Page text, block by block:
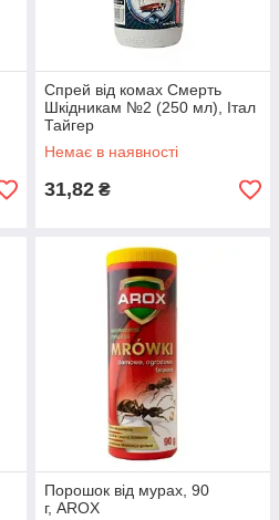
Спрей від комах Смерть
Шкідникам №2 (250 мл), Італ
Тайгер
Немає в наявності
31,82 ₴
Порошок від мурах, 90
г, AROX